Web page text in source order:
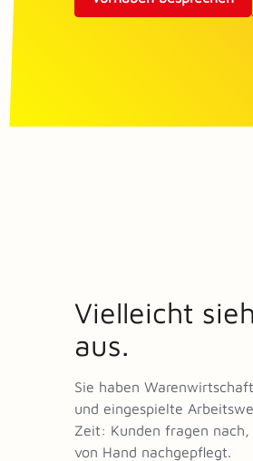
Vielleicht
aus.
Sie haben
und eingespielte
Zeit: Kunden fragen
von Hand nachgepflegt.